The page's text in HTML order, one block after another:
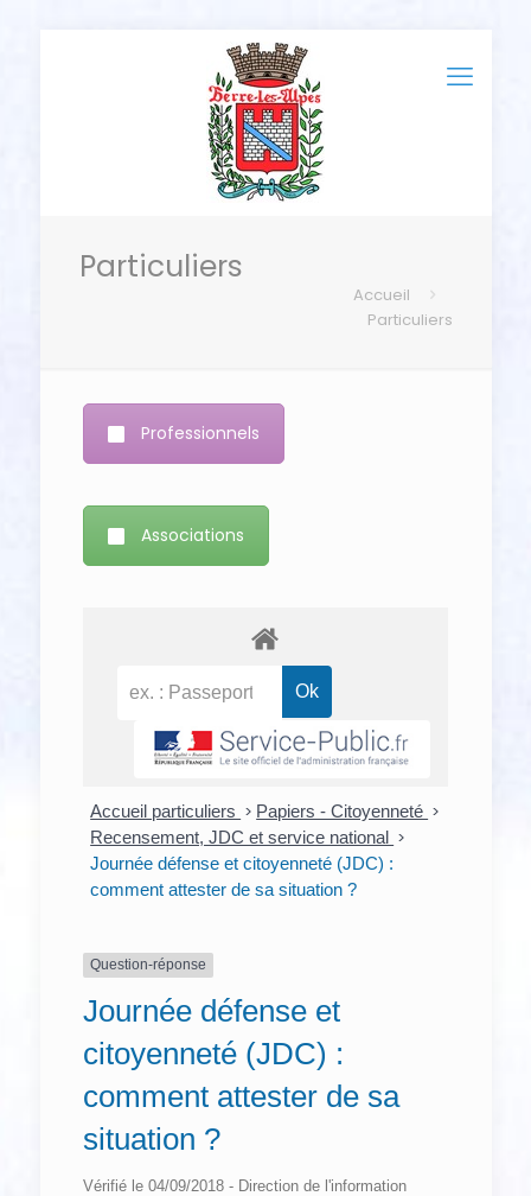
Particuliers
Accueil
Particuliers
Professionnels
Associations
Accueil particuliers > Papiers - Citoyenneté >
Recensement, JDC et service national >
Journée défense et citoyenneté (JDC) :
comment attester de sa situation ?
Question-réponse
Journée défense et
citoyenneté (JDC) :
comment attester de sa
situation ?
Vérifié le 04/09/2018 - Direction de l'information